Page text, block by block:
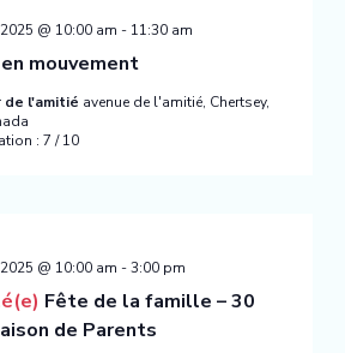
mouvement
@ 10:00 am - 11:30 am
de l'amitié avenue de l'amitié, Chertsey,
: 7 / 10
Fête de la famille – 30
de Parents
@ 10:00 am -3:00 pm